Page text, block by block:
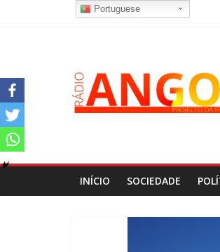
INÍCIO SOCIEDADE
Portuguese